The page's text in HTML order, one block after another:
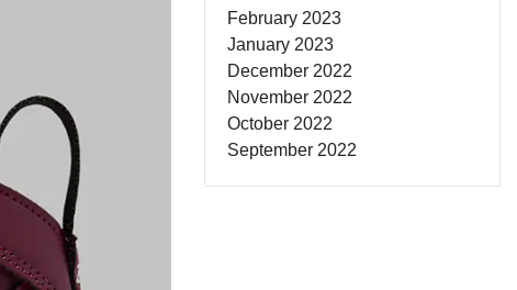
February 2023
January 2023
December 2022
November 2022
October 2022
September 2022